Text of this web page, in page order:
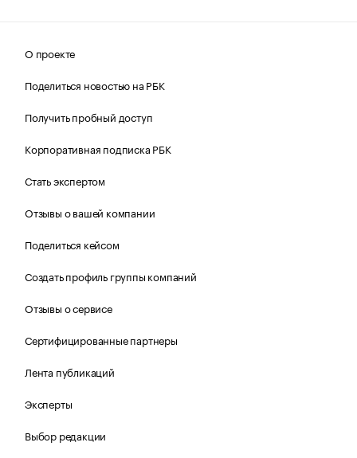
О проекте
Поделиться новостью на РБК
Получить пробный доступ
Корпоративная подписка РБК
Стать экспертом
Отзывы о вашей компании
Поделиться кейсом
Создать профиль группы компаний
Отзывы о сервисе
Сертифицированные партнеры
Лента публикаций
Эксперты
Выбор редакции